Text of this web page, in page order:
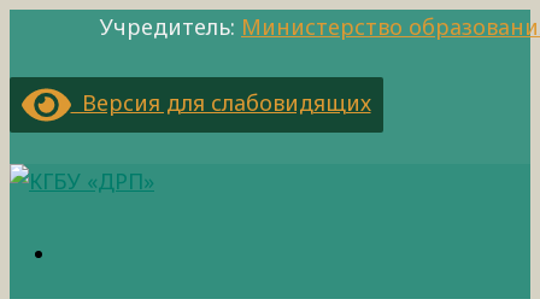
Учредитель: Министерство
Версия для слабовидящих